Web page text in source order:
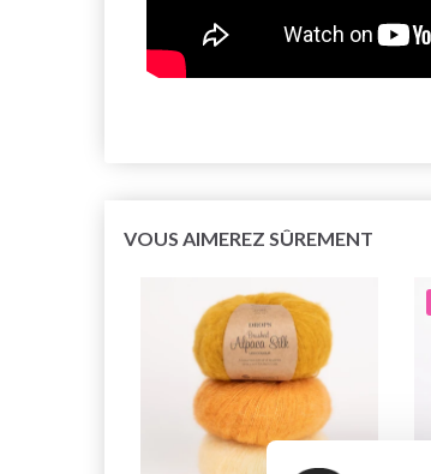
VOUS AIMEREZ SÛREMENT